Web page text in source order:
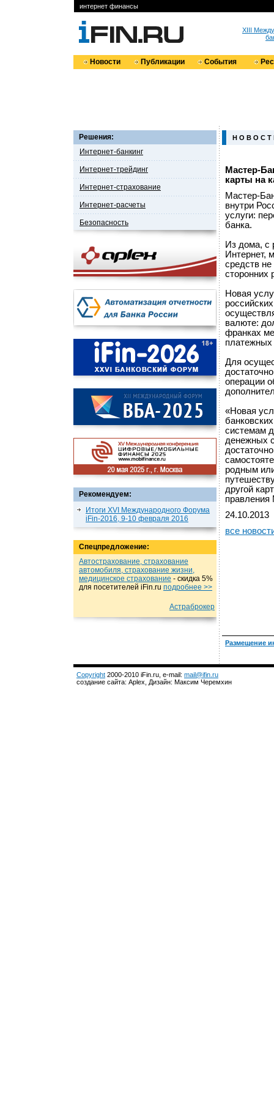
интернет финансы
XIII
Новости Публикации События
Решения:
Интернет-банкинг
Интернет-трейдинг
Интернет-страхование
Интернет-расчеты
Безопасность
Рекомендуем:
Итоги XVI Международного Форума
iFin-2016, 9-10 февраля 2016
Спецпредложение:
Автострахование, страхование
автомобиля, страхование жизни,
медицинское страхование - cкидка 5%
для посетителей iFin.ru подробнеe >>
Астраброкер
Н О В О С Т
Мастер-
карты на
Мастер-
внутри
услуги:
банка.
Из дома, с
Интернет,
средств
сторонних
Новая
валюте:
франках
платежных
Для
операции
«Новая
системам
денежных
родным
другой
24.10.2013
все
Размещение
Copyright 2000-2010 iFin.ru, e-mail: mail@ifin.ru
создание сайта: Aplex, Дизайн: Максим Черемхин